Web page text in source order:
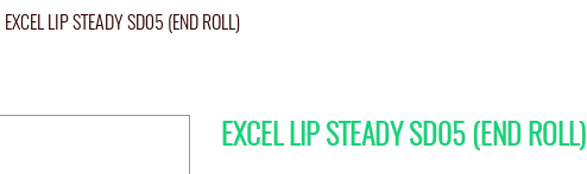
EXCEL LIP STEADY SD05 (END ROLL)
EXCEL LIP STEADY SD05 (END ROLL)